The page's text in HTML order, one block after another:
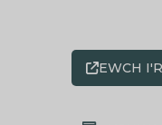
EWCH